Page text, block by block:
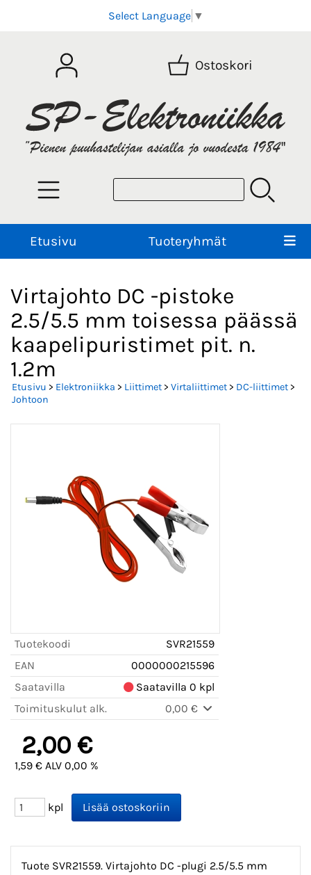
Select Language ▼
Ostoskori
Etusivu Tuoteryhmät
Virtajohto DC -pistoke
2.5/5.5 mm toisessa päässä
kaapelipuristimet pit. n.
1.2m
Etusivu > Elektroniikka > Liittimet> Virtaliittimet> DC-liittimet>
Johtoon
Tuotekoodi
SVR21559
EAN
0000000215596
Saatavilla
Saatavilla 0 kpl
Toimituskulut alk.
0,00 €
2,00 €
1,59 € ALV 0,00 %
kpl
Tuote SVR21559. Virtajohto DC -plugi 2.5/5.5 mm